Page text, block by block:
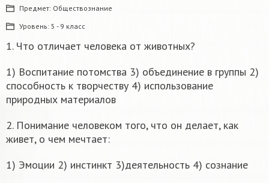
Предмет: Обществознание
Уровень: 5 - 9 класс
1. Что отличает человека от животных?
1) Воспитание потомства 3) объединение в группы 2)
способность к творчеству 4) использование
природных материалов
2. Понимание человеком того, что он делает, как
живет, о чем мечтает:
1) Эмоции 2) инстинкт 3)деятельность 4) сознание